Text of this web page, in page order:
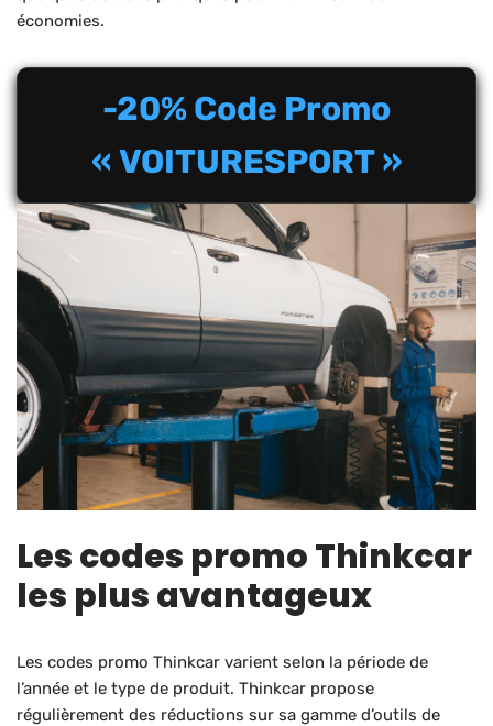
économies.
-20% Code Promo
« VOITURESPORT »
Les codes promo Thinkcar
les plus avantageux
Les codes promo Thinkcar varient selon la période de
l’année et le type de produit. Thinkcar propose
régulièrement des réductions sur sa gamme d’outils de